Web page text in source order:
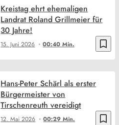
bookmark_border
15. Juni 2026 00:40 Min.
Kreistag ehrt ehemaligen
Landrat Roland Grillmeier für
30 Jahre!
bookmark_border
12. Mai 2026 00:29 Min.
Hans-Peter Schärl als erster
Bürgermeister von
Tirschenreuth vereidigt